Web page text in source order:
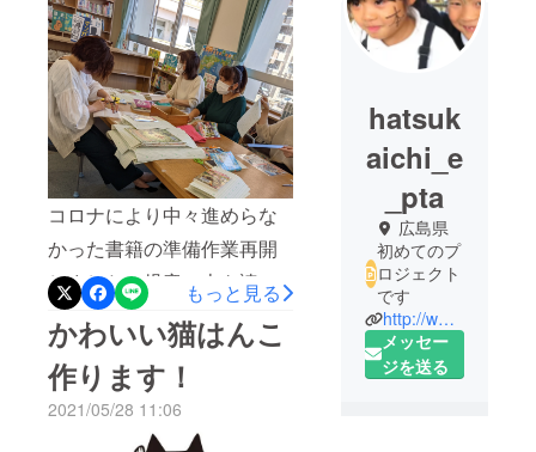
コロナにより中々進めらな
かった書籍の準備作業再開
しました！児童に本を読ん
でもらうには買っておしま
いではないのです。在庫に
紐付けるためのバーコード
シールを貼り、さらに保護
もっと見る
かわいい猫はんこ
作ります！
2021/05/28 11:06
hatsuk
aichi_e
_pta
広島県
初めてのプ
ロジェクト
です
http://www.hatsukaichi-edu.jp/hatsukaichi-e/
メッセー
ジを送る